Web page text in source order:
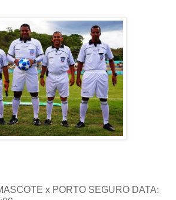
x PORTO SEGURO DATA: